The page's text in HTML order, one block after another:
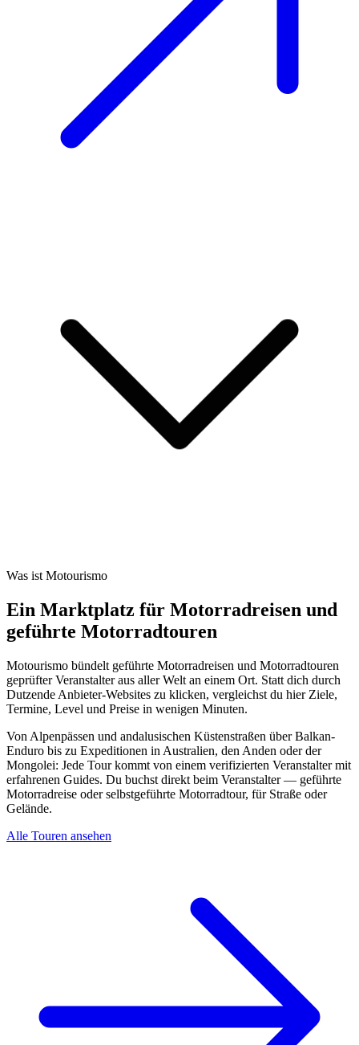
Was ist Motourismo
Ein Marktplatz für Motorradreisen und
geführte Motorradtouren
Motourismo bündelt geführte Motorradreisen und Motorradtouren
geprüfter Veranstalter aus aller Welt an einem Ort. Statt dich durch
Dutzende Anbieter-Websites zu klicken, vergleichst du hier Ziele,
Termine, Level und Preise in wenigen Minuten.
Von Alpenpässen und andalusischen Küstenstraßen über Balkan-
Enduro bis zu Expeditionen in Australien, den Anden oder der
Mongolei: Jede Tour kommt von einem verifizierten Veranstalter mit
erfahrenen Guides. Du buchst direkt beim Veranstalter — geführte
Motorradreise oder selbstgeführte Motorradtour, für Straße oder
Gelände.
Alle Touren ansehen